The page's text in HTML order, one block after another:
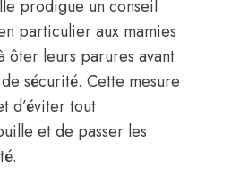
prodigue un conseil
particulier aux mamies
ôter leurs parures avant
sécurité. Cette mesure
d’éviter tout
et de passer les